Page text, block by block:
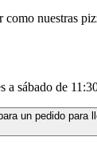
nuestras
a sábado de
un pedido para